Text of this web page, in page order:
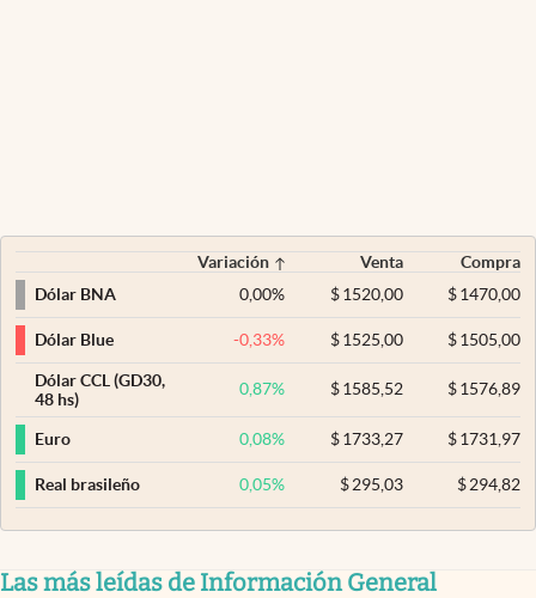
Variación Venta
Compra
Dólar BNA
0,00% $ 1520,00 $1470,00
Dólar Blue -0,33% $ 1525,00 $1505,00
Dólar CCL (GD30,
48 hs)
0,87% $ 1585,52 $1576,89
Euro 0,08% $ 1733,27 $1731,97
Real brasileño 0,05% $ 295,03 $294,82
Las más leídas de Información General